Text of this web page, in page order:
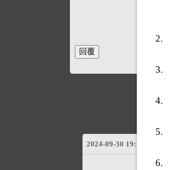
2024-09-30 19:19:04